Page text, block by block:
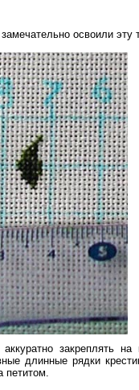
освоили эту
закреплять
длинные рядки
петитом.